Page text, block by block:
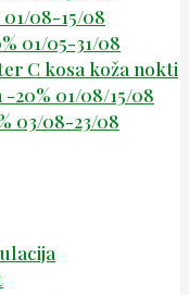
08-15/08
01/05-31/08
C kosa koža nokti
20% 01/08/15/08
03/08-23/08